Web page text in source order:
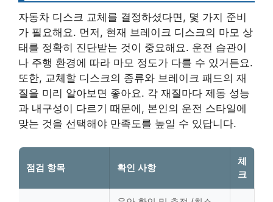
자동차 디스크 교체를 결정하셨다면, 몇 가지 준비
가 필요해요. 먼저, 현재 브레이크 디스크의 마모 상
태를 정확히 진단받는 것이 중요해요. 운전 습관이
나 주행 환경에 따라 마모 정도가 다를 수 있거든요.
또한, 교체할 디스크의 종류와 브레이크 패드의 재
질을 미리 알아보면 좋아요. 각 재질마다 제동 성능
과 내구성이 다르기 때문에, 본인의 운전 스타일에
맞는 것을 선택해야 만족도를 높일 수 있답니다.
점검 항목 확인 사항
체
크